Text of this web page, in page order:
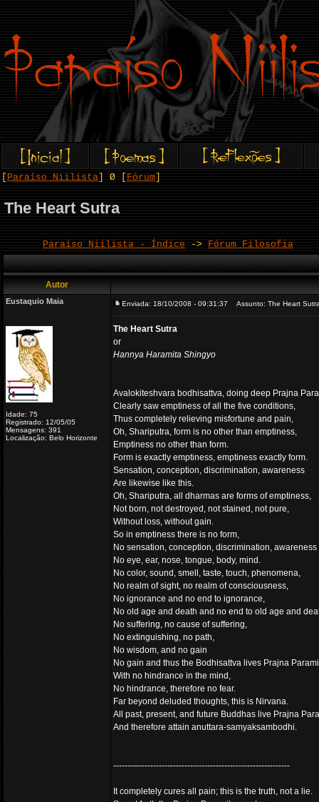
Paraíso Niilista ] Ø [ Fórum
The Heart Sutra
Paraíso Niilista - Índice -> Fórum Filosofia
Autor
Eustaquio Maia
Idade: 75
Registrado: 12/05/05
Mensagens: 391
Localização: Belo Horizonte
Enviada: 18/10/2008 - 09:31:37 Assunto: The Heart
The Heart Sutra
or
Hannya Haramita Shingyo
Avalokiteshvara bodhisattva, doing deep Prajna
Clearly saw emptiness of all the five conditions,
Thus completely relieving misfortune and pain,
Oh, Shariputra, form is no other than emptiness,
Emptiness no other than form.
Form is exactly emptiness, emptiness exactly form.
Sensation, conception, discrimination, awareness
Are likewise like this.
Oh, Shariputra, all dharmas are forms of emptiness,
Not born, not destroyed, not stained, not pure,
Without loss, without gain.
So in emptiness there is no form,
No sensation, conception, discrimination, awareness
No eye, ear, nose, tongue, body, mind.
No color, sound, smell, taste, touch, phenomena,
No realm of sight, no realm of consciousness,
No ignorance and no end to ignorance,
No old age and death and no end to old age and
No suffering, no cause of suffering,
No extinguishing, no path,
No wisdom, and no gain
No gain and thus the Bodhisattva lives Prajna
With no hindrance in the mind,
No hindrance, therefore no fear.
Far beyond deluded thoughts, this is Nirvana.
All past, present, and future Buddhas live Prajna
And therefore attain anuttara-samyaksambodhi.
--------------------------------------------------------------
It completely cures all pain; this is the truth, not a lie.